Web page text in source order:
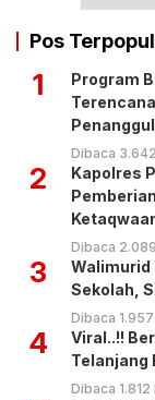
Pos
1
Program
Dibaca
2
Kapolres
Dibaca
3
Walimurid
Sekolah,
Dibaca
4
Viral..!!
Telanjang
Dibaca 1.812